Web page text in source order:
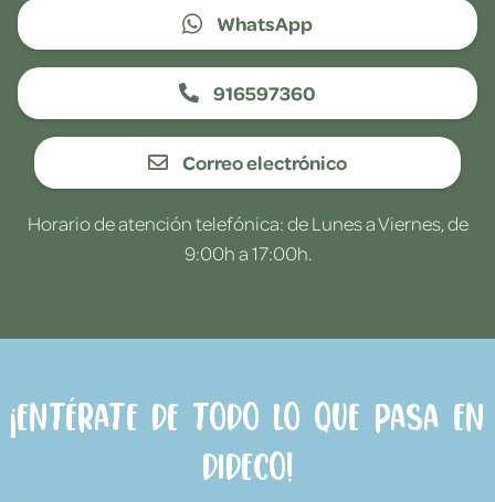
WhatsApp
916597360
Correo electrónico
Horario de atención telefónica: de Lunes a Viernes, de
9:00h a 17:00h.
¡Entérate de todo lo que pasa en
Dideco!